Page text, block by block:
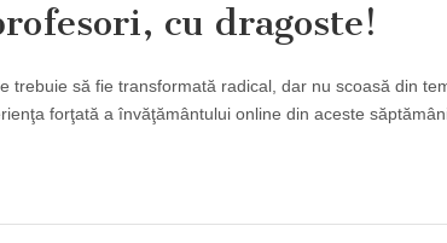
cu dragoste!
trebuie să fie transformată radical, dar nu scoasă din
forţată a învăţământului online din aceste